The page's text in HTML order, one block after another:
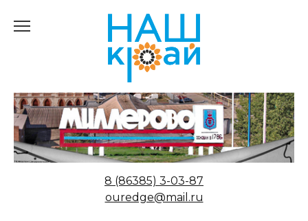
8 (86385) 3-03-87
ouredge@mail.ru